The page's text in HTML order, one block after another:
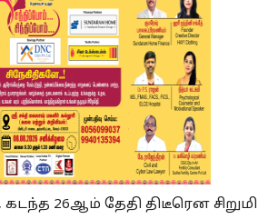
26ஆம் தேதி திடீரென சிறுமி